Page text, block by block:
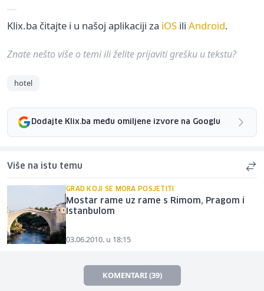
Klix.ba čitajte i u našoj aplikaciji za iOS ili Android.
Znate nešto više o temi ili želite prijaviti grešku u tekstu?
hotel
Dodajte Klix.ba među omiljene izvore na Googlu
Više na istu temu
GRAD KOJI SE MORA POSJETITI
Mostar rame uz rame s Rimom, Pragom i
Istanbulom
03.06.2010. u 18:15
KOMENTARI (39)